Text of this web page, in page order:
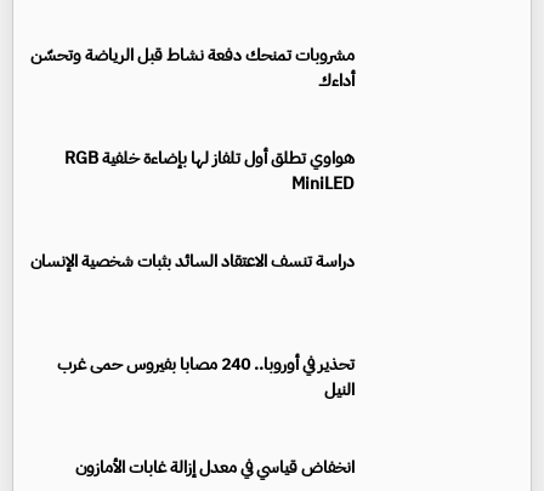
مشروبات تمنحك دفعة نشاط قبل الرياضة وتحسّن
أداءك
هواوي تطلق أول تلفاز لها بإضاءة خلفية RGB
MiniLED
دراسة تنسف الاعتقاد السائد بثبات شخصية الإنسان
تحذير في أوروبا.. 240 مصابا بفيروس حمى غرب
النيل
انخفاض قياسي في معدل إزالة غابات الأمازون